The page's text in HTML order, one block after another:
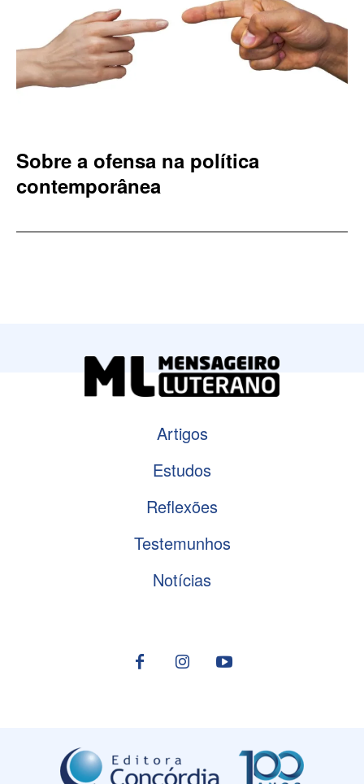
Sobre a ofensa na política
contemporânea
Artigos
Estudos
Reflexões
Testemunhos
Notícias